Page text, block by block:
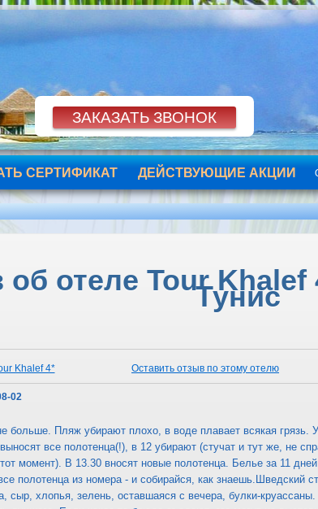
ДЕЙСТВУЮЩИЕ АКЦИИ
СЕРТИФИКАТ
отеле Tour Khalef
Тунис
Khalef 4* Оставить отзыв по этому отелю
02
больше. Пляж убирают плохо, в воде плавает всякая грязь.
все полотенца(!), в 12 убирают (стучат и тут же, не
момент). В 13.30 вносят новые полотенца. Белье за 11
полотенца из номера - и собирайся, как знаешь.Шведский
сыр, хлопья, зелень, оставшаяся с вечера, булки-